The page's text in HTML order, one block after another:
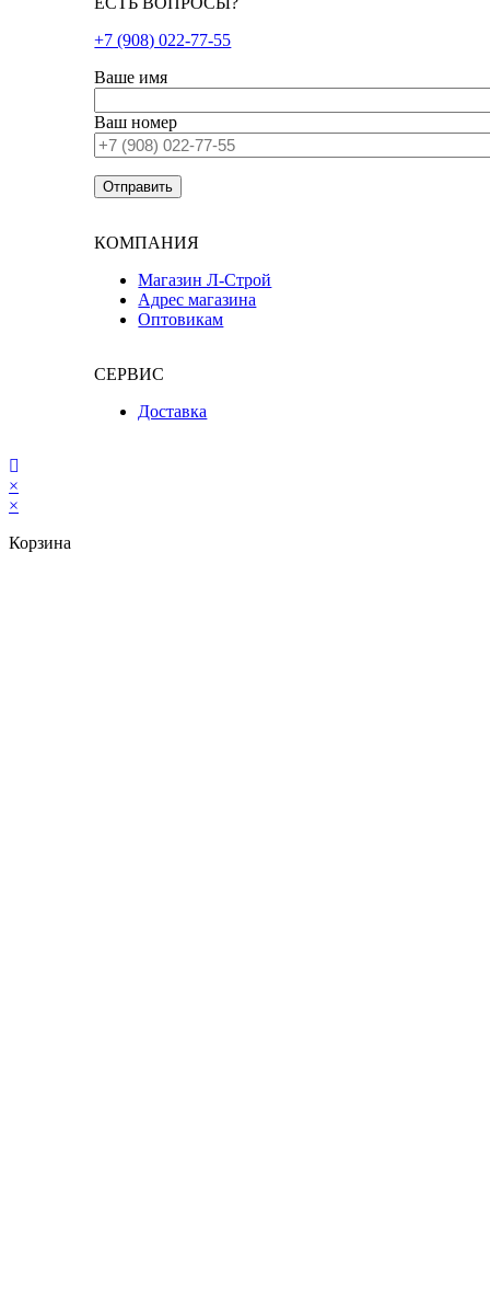
+7 (908) 022-77-55
Ваше имя
Ваш номер
КОМПАНИЯ
Магазин Л-Строй
Адрес магазина
Оптовикам
СЕРВИС
Доставка
×
×
Корзина